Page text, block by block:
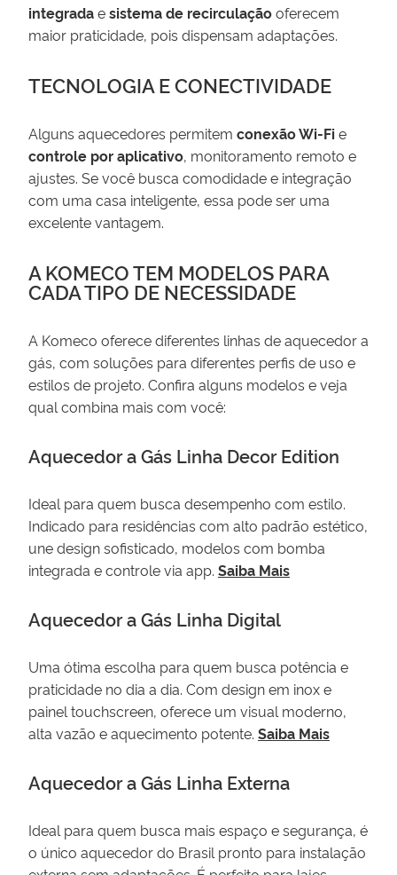
integradaesistema de recirculaçãooferecem
maior praticidade, pois dispensam adaptações.
TECNOLOGIA E CONECTIVIDADE
Alguns aquecedores permitem conexão Wi-Fie
controle por aplicativo, monitoramento remoto e
ajustes. Se você busca comodidade e integração
com uma casa inteligente, essa pode ser uma
excelente vantagem.
A KOMECO TEM MODELOS PARA
CADA TIPO DE NECESSIDADE
A Komeco oferece diferentes linhas de aquecedor a
gás, com soluções para diferentes perfis de uso e
estilos de projeto. Confira alguns modelos e veja
qual combina mais com você:
Aquecedor a Gás Linha Decor Edition
Ideal para quem busca desempenho com estilo.
Indicado para residências com alto padrão estético,
une design sofisticado, modelos com bomba
integrada e controle via app. Saiba Mais
Aquecedor a Gás Linha Digital
Uma ótima escolha para quem busca potência e
praticidade no dia a dia. Com design em inox e
painel touchscreen, oferece um visual moderno,
alta vazão e aquecimento potente. Saiba Mais
Aquecedor a Gás Linha Externa
Ideal para quem busca mais espaço e segurança, é
o único aquecedor do Brasil pronto para instalação